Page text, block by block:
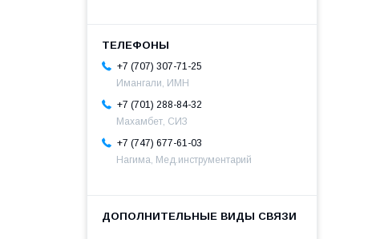
+7 (707) 307-71-25
Имангали, ИМН
+7 (701) 288-84-32
Махамбет, СИЗ
+7 (747) 677-61-03
Нагима, Мед.инструментарий